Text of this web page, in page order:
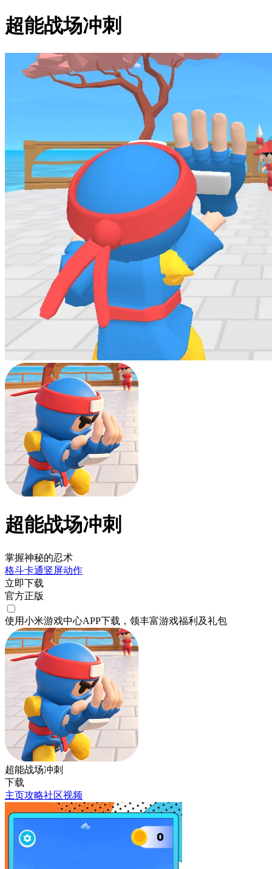
超能战场冲刺
超能战场冲刺
掌握神秘的忍术
格斗卡通竖屏动作
立即下载
官方正版
使用小米游戏中心APP下载 ，领丰富游戏福利 及礼包
超能战场冲刺
下载
主页攻略社区视频